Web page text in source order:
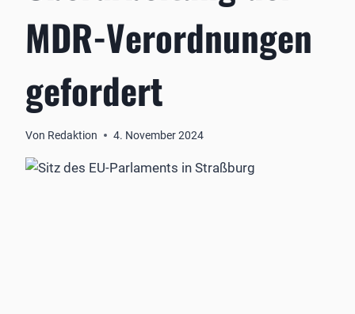
MDR-Verordnungen
gefordert
Von Redaktion 4. November 2024